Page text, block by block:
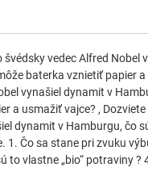
vedec Alfred Nobel
baterka vznietiť papier
vynašiel dynamit v
a usmažiť vajce? ,
dynamit v Hamburgu, čo
Čo sa stane pri zvuku
vlastne „bio“ potraviny ?